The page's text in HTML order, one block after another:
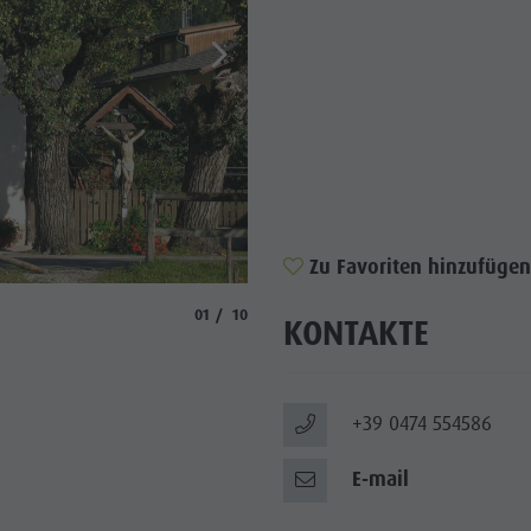
UMGEBUNG
& HANDWERK
EVENTS
aria.slide_indicator.prefix
01 aria.slide_indicator.of
10
Zu Favoriten hinzufügen
KONTAKTE
+39 0474 554586
E-mail